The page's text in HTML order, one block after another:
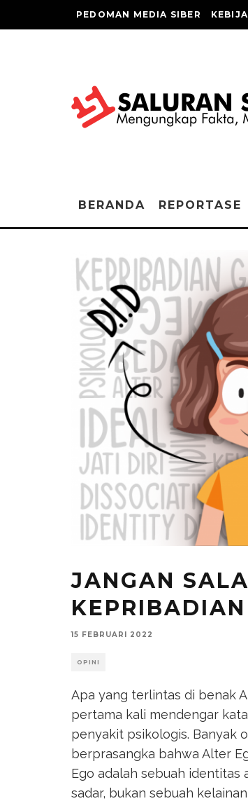
PEDOMAN MEDIA SIBER
BERANDA REPORTASE
JANGAN
15 FEBRUARI 2022
OPINI
Apa yang terlintas di benak
pertama kali mendengar
penyakit psikologis. Banyak
berprasangka bahwa Alter
Ego adalah sebuah identitas
sadar, bukan sebuah